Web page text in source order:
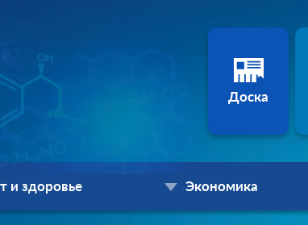
Доска
и здоровье Экономика